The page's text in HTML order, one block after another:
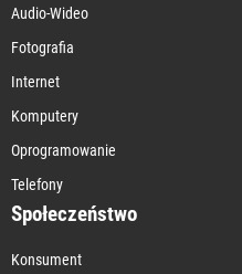
Audio-Wideo
Fotografia
Internet
Komputery
Oprogramowanie
Telefony
Społeczeństwo
Konsument